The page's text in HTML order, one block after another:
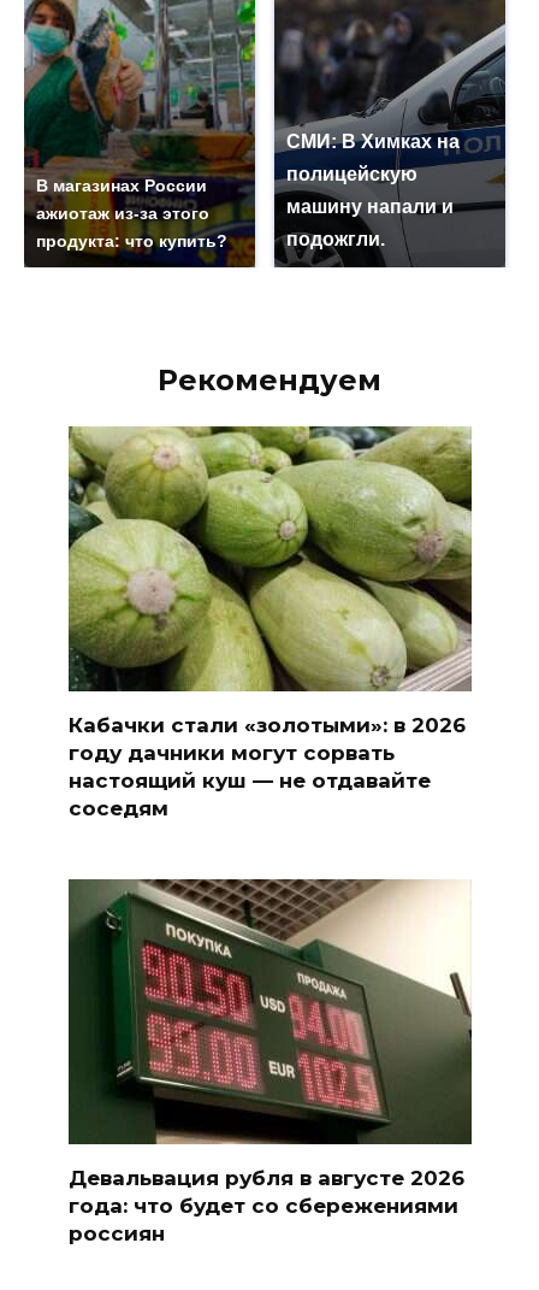
В магазинах России
ажиотаж из-за этого
продукта: что купить?
СМИ: В Химках на
полицейскую
машину напали и
подожгли.
Рекомендуем
Кабачки стали «золотыми»: в 2026
году дачники могут сорвать
настоящий куш — не отдавайте
соседям
Девальвация рубля в августе 2026
года: что будет со сбережениями
россиян